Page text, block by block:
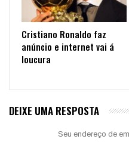
Cristiano Ronaldo faz
anúncio e internet vai á
loucura
DEIXE UMA RESPOSTA
Seu endereço de